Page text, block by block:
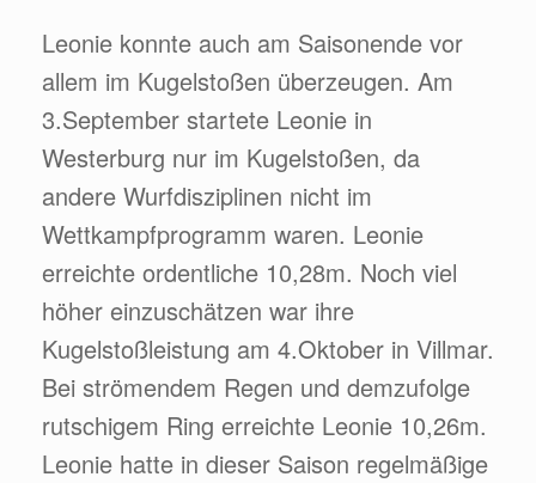
Leonie konnte auch am Saisonende vor
allem im Kugelstoßen überzeugen. Am
3.September startete Leonie in
Westerburg nur im Kugelstoßen, da
andere Wurfdisziplinen nicht im
Wettkampfprogramm waren. Leonie
erreichte ordentliche 10,28m. Noch viel
höher einzuschätzen war ihre
Kugelstoßleistung am 4.Oktober in Villmar.
Bei strömendem Regen und demzufolge
rutschigem Ring erreichte Leonie 10,26m.
Leonie hatte in dieser Saison regelmäßige